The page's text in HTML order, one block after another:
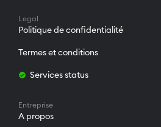
Legal
Politique de confidentialité
Termes et conditions
Services status
Entreprise
A propos